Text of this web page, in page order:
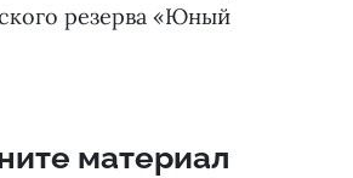
резерва «Юный
материал